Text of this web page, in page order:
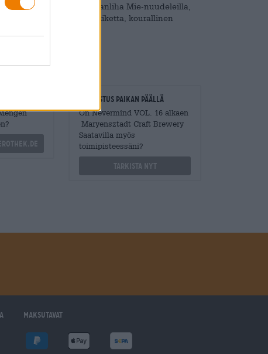
paistettu naudanliha Mie-nuudeleilla,
Muutama tilkka kalakastiketta, kourallinen
Tarkastus paikan päällä
On Nevermind VOL. 16 alkaen
Maryensztadt Craft Brewery
Saatavilla myös
toimipisteessäni?
Tarkista nyt
Maksutavat